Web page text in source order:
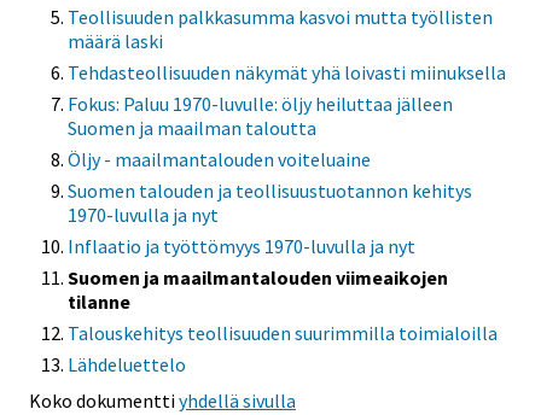
Teollisuuden palkkasumma kasvoi mutta työllisten
määrä laski
Tehdasteollisuuden näkymät yhä loivasti miinuksella
Fokus: Paluu 1970-luvulle: öljy heiluttaa jälleen
Suomen ja maailman taloutta
Öljy - maailmantalouden voiteluaine
Suomen talouden ja teollisuustuotannon kehitys
1970-luvulla ja nyt
Inflaatio ja työttömyys 1970-luvulla ja nyt
Suomen ja maailmantalouden viimeaikojen
tilanne
Talouskehitys teollisuuden suurimmilla toimialoilla
Lähdeluettelo
Koko dokumenttiyhdellä sivulla